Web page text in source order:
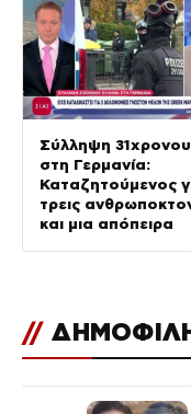
Σύλληψη 31χρονου
στη Γερμανία:
Καταζητούμενος
τρεις
και μια απόπειρα
//